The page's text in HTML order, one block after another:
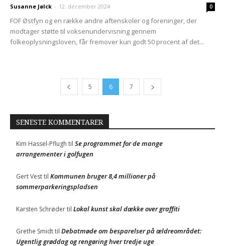
Susanne Jølck - 12. december 2024 0
FOF Østfyn og en række andre aftenskoler og foreninger, der
modtager støtte til voksenundervisning gennem
folkeoplysningsloven, får fremover kun godt 50 procent af det...
5 6 7
SENESTE KOMMENTARER
Kim Hassel-Pflugh til Se programmet for de mange
arrangementer i golfugen
Gert Vesttil Kommunen bruger 8,4 millioner på
sommerparkeringspladsen
Karsten Schrødertil Lokal kunst skal dække over graffiti
Grethe Smidttil Debatmøde om besparelser på ældreområdet:
Ugentlig grøddag og rengøring hver tredje uge